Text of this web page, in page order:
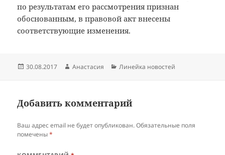
по результатам его рассмотрения признан
обоснованным, в правовой акт внесены
соответствующие изменения.
Опубликовано
30.08.2017 Автор
Анастасия Рубрики
Линейка новостей
Добавить комментарий
Ваш адрес email не будет опубликован. Обязательные поля
помечены*